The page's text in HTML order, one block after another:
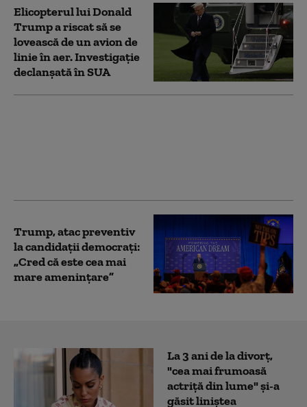
Elicopterul lui Donald
Trump a riscat să se
lovească de un avion de
linie în aer. Investigație
declanșată în SUA
Trump, atac preventiv
la candidații democraţi:
„Cred că este cea mai
mare ameninţare”
La 3 ani de la divorț,
"cea mai frumoasă
actriță din lume" și-a
găsit liniștea